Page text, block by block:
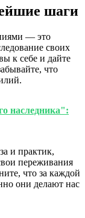
шаги
— это
своих
к себе и дайте
что
наследника":
и практик,
переживания
что за каждой
они делают нас